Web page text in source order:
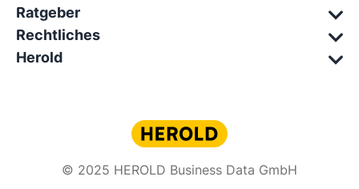
Ratgeber
Rechtliches
Herold
© 2025 HEROLD Business Data GmbH